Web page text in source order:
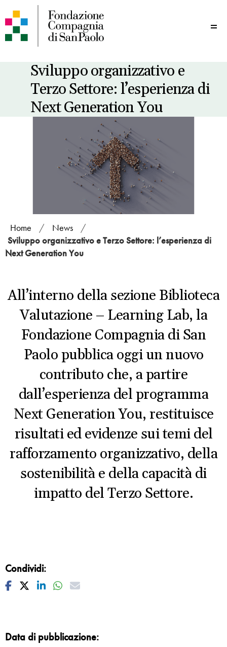
Sviluppo organizzativo e
Terzo Settore: l’esperienza di
Next Generation You
Home / News
/
Sviluppo organizzativo e Terzo Settore: l’esperienza di
Next Generation You
All’interno della sezione Biblioteca
Valutazione – Learning Lab, la
Fondazione Compagnia di San
Paolo pubblica oggi un nuovo
contributo che, a partire
dall’esperienza del programma
Next Generation You, restituisce
risultati ed evidenze sui temi del
rafforzamento organizzativo, della
sostenibilità e della capacità di
impatto del Terzo Settore.
Condividi:
Facebook
TwitterLinkedinWhatsapp
Mail
Data di pubblicazione: